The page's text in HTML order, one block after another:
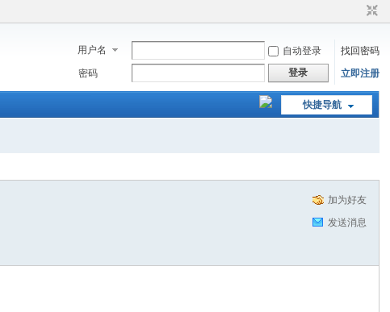
用户名 自动登录
找回密码
密码
登录 立即注册
快捷导航
加为好友
发送消息